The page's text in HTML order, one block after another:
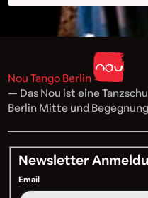
Nou Tango Berlin
— Das Nou ist eine
Berlin Mitte und
Newsletter
Email